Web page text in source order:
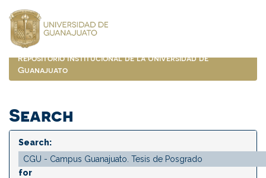
navigation
Repositorio Institucional de la Universidad de
Guanajuato
Search
Search:
for